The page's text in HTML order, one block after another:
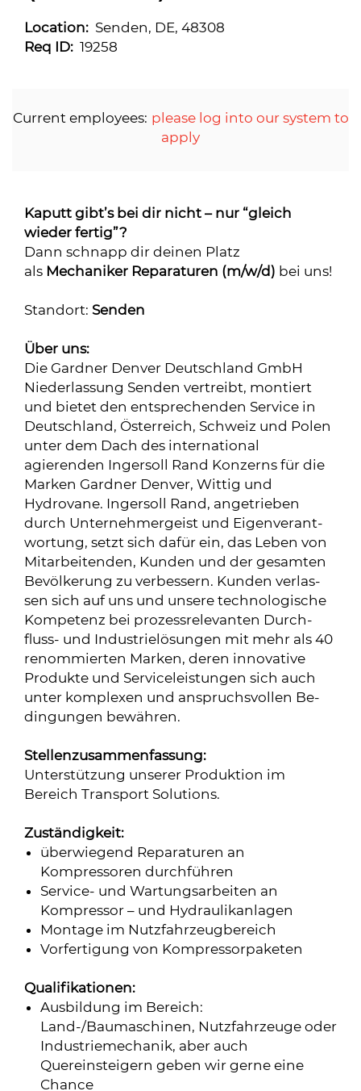
Location: Senden, DE, 48308
Req ID: 19258
Current employees: please log into our system to
apply
Kaputt gibt’s bei dir nicht – nur “gleich
wieder fertig”?
Dann schnapp dir deinen Platz
als Mechaniker Reparaturen (m/w/d) bei uns!
Standort: Senden
Über uns:
Die Gardner Denver Deutschland GmbH
Niederlassung Senden vertreibt, montiert
und bietet den entsprechenden Service in
Deutschland, Österreich, Schweiz und Polen
un­ter dem Dach des international
agierenden Ingersoll Rand Kon­zerns für die
Marken Gardner Denver, Wittig und
Hydrovane. Ingersoll Rand, an­ge­trie­ben
durch Un­ter­neh­mer­geist und Ei­gen­ver­ant­
wor­tung, setzt sich da­für ein, das Le­ben von
Mit­ar­bei­tenden, Kun­den und der ge­sam­ten
Be­völ­ke­rung zu ver­bes­sern. Kun­den ver­las­
sen sich auf uns und un­se­re tech­no­lo­gi­sche
Kom­pe­tenz bei pro­zess­re­le­van­ten Durch­
fluss- und In­dus­trie­lö­sun­gen mit mehr als 40
re­nom­mier­ten Mar­ken, de­ren in­no­va­ti­ve
Pro­duk­te und Ser­vice­leis­tun­gen sich auch
un­ter kom­ple­xen und an­spruchs­vol­len Be­
din­gun­gen be­wäh­ren.
Stellenzusammenfassung:
Unterstützung unserer Produktion im
Bereich Transport Solutions.
Zuständigkeit:
überwiegend Reparaturen an
Kompressoren durchführen
Service- und Wartungsarbeiten an
Kompressor – und Hydraulikanlagen
Montage im Nutzfahrzeugbereich
Vorfertigung von Kompressorpaketen
Qualifikationen:
Ausbildung im Bereich:
Land-/Baumaschinen, Nutzfahrzeuge oder
Industriemechanik, aber auch
Quereinsteigern geben wir gerne eine
Chance